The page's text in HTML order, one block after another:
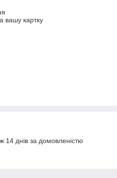
вашу картку
14 днів за домовленістю